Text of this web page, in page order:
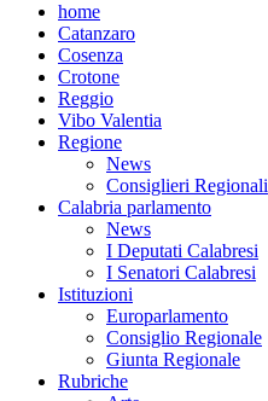
home
Catanzaro
Cosenza
Crotone
Reggio
Vibo Valentia
Regione
News
Consiglieri Regionali
Calabria parlamento
News
I Deputati Calabresi
I Senatori Calabresi
Istituzioni
Europarlamento
Consiglio Regionale
Giunta Regionale
Rubriche